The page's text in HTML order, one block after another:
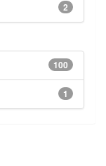
2
100
1